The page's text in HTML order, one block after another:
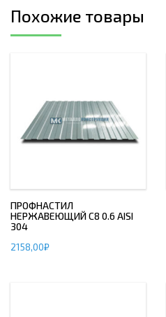
Похожие товары
ПРОФНАСТИЛ
НЕРЖАВЕЮЩИЙ С8 0.6 AISI
304
2158,00₽